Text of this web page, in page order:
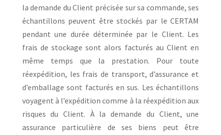
la demande du Client précisée sur sa commande, ses
échantillons peuvent être stockés par le CERTAM
pendant une durée déterminée par le Client. Les
frais de stockage sont alors facturés au Client en
même temps que la prestation. Pour toute
réexpédition, les frais de transport, d’assurance et
d’emballage sont facturés en sus. Les échantillons
voyagent à l’expédition comme à la réexpédition aux
risques du Client. À la demande du Client, une
assurance particulière de ses biens peut être